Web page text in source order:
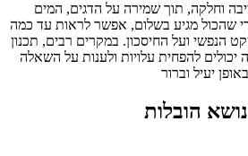
וחלקה, תוך שמירה על הדגים, המים
שהכול מגיע בשלום, אפשר לראות עד כמה
הנפשי ועל החיסכון. במקרים רבים, תכנון
יכולים להפחית עלויות ולענות על השאלה
יעיל וברור
הובלות